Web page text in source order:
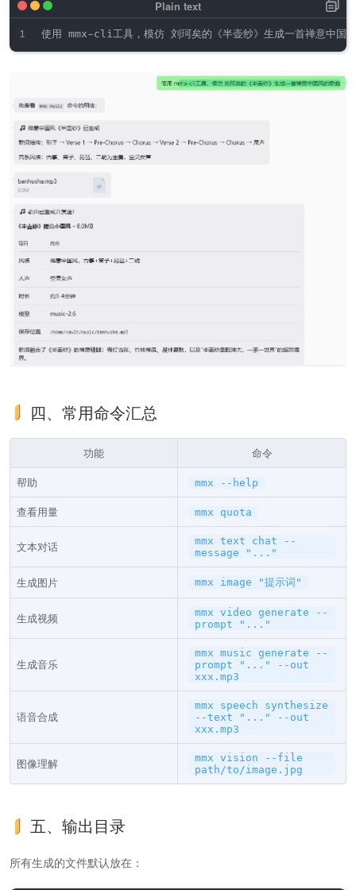
四、常用命令汇总
功能
命令
帮助
mmx --help
查看用量 mmx quota
文本对话
mmx text chat --
message "..."
生成图片 mmx image "提示词"
生成视频
mmx video generate --
prompt "..."
生成音乐
mmx music generate --
prompt "..." --out
xxx.mp3
语音合成
mmx speech synthesize
--text "..." --out
xxx.mp3
图像理解
mmx vision --file
path/to/image.jpg
五、输出目录
所有生成的文件默认放在：